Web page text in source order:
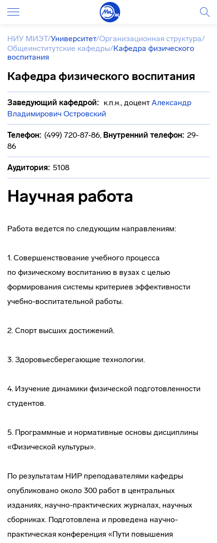
НИУ МИЭТ/Университет/Организационная структура/
Общеинститутские кафедры/Кафедра физического
воспитания
Кафедра физического воспитания
Заведующий кафедрой: к.п.н., доцент Александр
Владимирович Островский
Телефон: (499) 720-87-86, Внутренний телефон: 29-
86
Аудитория: 5108
Научная работа
Работа ведется по следующим направлениям:
1. Совершенствование учебного процесса
по физическому воспитанию в вузах с целью
формирования системы критериев эффективности
учебно-воспитательной работы.
2. Спорт высших достижений.
3. Здоровьесберегающие технологии.
4. Изучение динамики физической подготовленности
студентов.
5. Программные и нормативные основы дисциплины
«Физической культуры».
По результатам НИР преподавателями кафедры
опубликовано около 300 работ в центральных
изданиях, научно-практических журналах, научных
сборниках. Подготовлена и проведена научно-
практическая конференция «Пути повышения